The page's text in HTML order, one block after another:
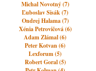
Michal Novotný (7)
Ľuboslav Sisák (7)
Ondrej Halama (7)
Xénia Petrovičová (6)
Adam Zlámal (6)
Peter Kotvan (6)
Lexforum (5)
Robert Goral (5)